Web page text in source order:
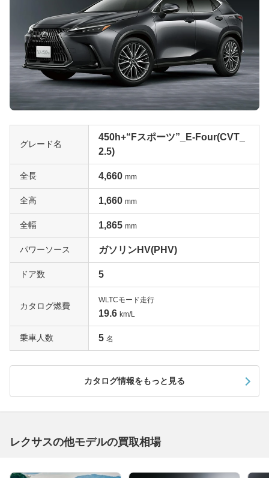
グレード名
450h+“Fスポーツ”_E-Four(CVT_
2.5)
全長 4,660 mm
全高 1,660 mm
全幅 1,865 mm
パワーソース ガソリンHV(PHV)
ドア数 5
カタログ燃費
WLTCモード走行
19.6 km/L
乗車人数 5 名
カタログ情報をもっと見る
レクサスの他モデルの買取相場